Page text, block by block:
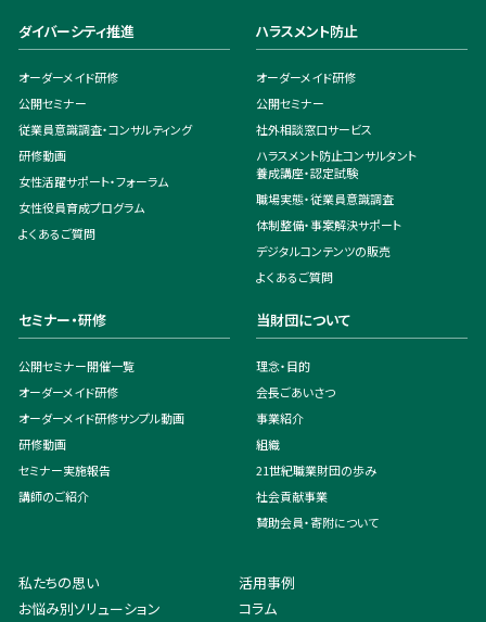
ダイバーシティ推進
オーダーメイド研修
公開セミナー
従業員意識調査・コンサルティング
研修動画
女性活躍サポート・フォーラム
女性役員育成プログラム
よくあるご質問
ハラスメント防止
オーダーメイド研修
公開セミナー
社外相談窓口サービス
ハラスメント防止コンサルタント
養成講座・認定試験
職場実態・従業員意識調査
体制整備・事案解決サポート
デジタルコンテンツの販売
よくあるご質問
セミナー・研修
公開セミナー開催一覧
オーダーメイド研修
オーダーメイド研修サンプル動画
研修動画
セミナー実施報告
講師のご紹介
当財団について
理念・目的
会長ごあいさつ
事業紹介
組織
21世紀職業財団の歩み
社会貢献事業
賛助会員・寄附について
私たちの思い
お悩み別ソリューション
活用事例
コラム